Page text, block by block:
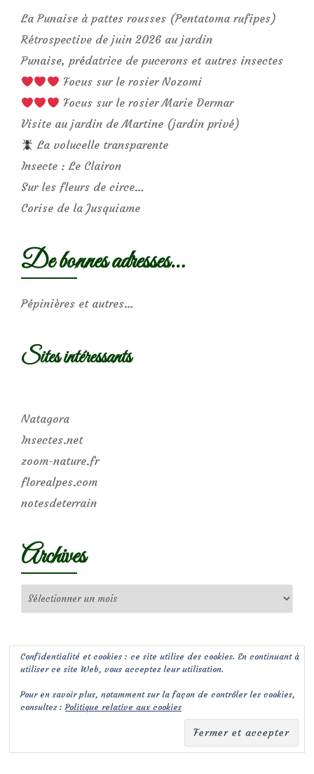
La Punaise à pattes rousses (Pentatoma rufipes)
Rétrospective de juin 2026 au jardin
Punaise, prédatrice de pucerons et autres insectes
Focus sur le rosier Nozomi
Focus sur le rosier Marie Dermar
Visite au jardin de Martine (jardin privé)
La volucelle transparente
Insecte : Le Clairon
Sur les fleurs de circe…
Corise de la Jusquiame
De bonnes adresses…
Pépinières et autres…
Sites intéressants
Natagora
Insectes.net
zoom-nature.fr
florealpes.com
notesdeterrain
Archives
Confidentialité et cookies : ce site utilise des cookies. En continuant à
utiliser ce site Web, vous acceptez leur utilisation.
Pour en savoir plus, notamment sur la façon de contrôler les cookies,
consultez :Politique relative aux cookies